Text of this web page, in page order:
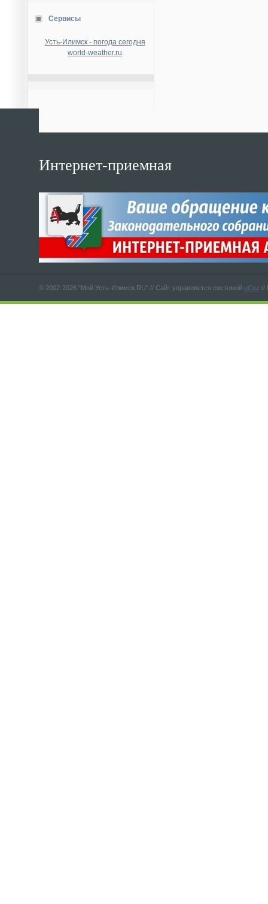
Сервисы
Усть-Илимск - погода сегодня
world-weather.ru
Интернет-приемная
© 2002-2026 "Мой Усть-Илимск.RU" // Сайт управляется системой uCoz //